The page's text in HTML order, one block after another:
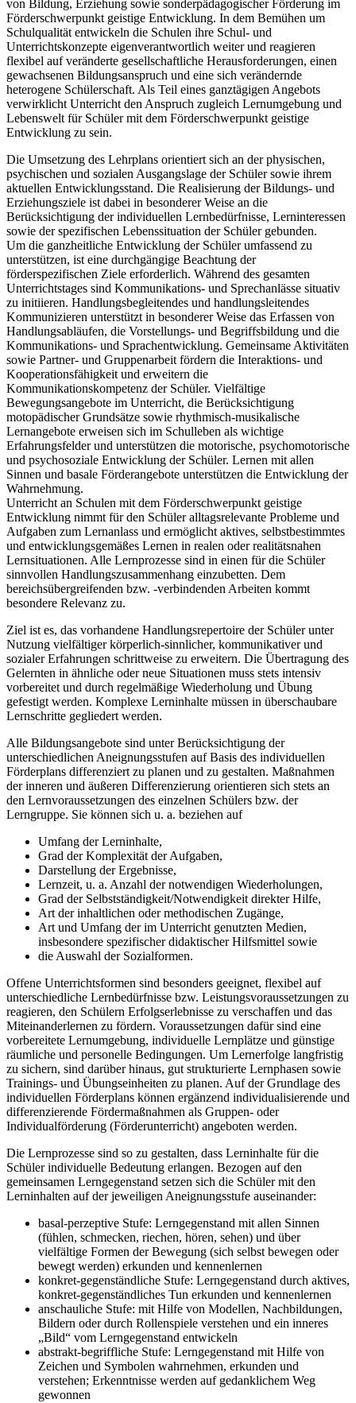
von Bildung, Erziehung sowie sonderpädagogischer Förderung im
Förderschwerpunkt geistige Entwicklung. In dem Bemühen um
Schulqualität entwickeln die Schulen ihre Schul- und
Unterrichtskonzepte eigenverantwortlich weiter und reagieren
flexibel auf veränderte gesellschaftliche Herausforderungen, einen
gewachsenen Bildungsanspruch und eine sich verändernde
heterogene Schülerschaft. Als Teil eines ganztägigen Angebots
verwirklicht Unterricht den Anspruch zugleich Lernumgebung und
Lebenswelt für Schüler mit dem Förderschwerpunkt geistige
Entwicklung zu sein.
Die Umsetzung des Lehrplans orientiert sich an der physischen,
psychischen und sozialen Ausgangslage der Schüler sowie ihrem
aktuellen Entwicklungsstand. Die Realisierung der Bildungs- und
Erziehungsziele ist dabei in besonderer Weise an die
Berücksichtigung der individuellen Lernbedürfnisse, Lerninteressen
sowie der spezifischen Lebenssituation der Schüler gebunden.
Um die ganzheitliche Entwicklung der Schüler umfassend zu
unterstützen, ist eine durchgängige Beachtung der
förderspezifischen Ziele erforderlich. Während des gesamten
Unterrichtstages sind Kommunikations- und Sprechanlässe situativ
zu initiieren. Handlungsbegleitendes und handlungsleitendes
Kommunizieren unterstützt in besonderer Weise das Erfassen von
Handlungsabläufen, die Vorstellungs- und Begriffsbildung und die
Kommunikations- und Sprachentwicklung. Gemeinsame Aktivitäten
sowie Partner- und Gruppenarbeit fördern die Interaktions- und
Kooperationsfähigkeit und erweitern die
Kommunikationskompetenz der Schüler. Vielfältige
Bewegungsangebote im Unterricht, die Berücksichtigung
motopädischer Grundsätze sowie rhythmisch-musikalische
Lernangebote erweisen sich im Schulleben als wichtige
Erfahrungsfelder und unterstützen die motorische, psychomotorische
und psychosoziale Entwicklung der Schüler. Lernen mit allen
Sinnen und basale Förderangebote unterstützen die Entwicklung der
Wahrnehmung.
Unterricht an Schulen mit dem Förderschwerpunkt geistige
Entwicklung nimmt für den Schüler alltagsrelevante Probleme und
Aufgaben zum Lernanlass und ermöglicht aktives, selbstbestimmtes
und entwicklungsgemäßes Lernen in realen oder realitätsnahen
Lernsituationen. Alle Lernprozesse sind in einen für die Schüler
sinnvollen Handlungszusammenhang einzubetten. Dem
bereichsübergreifenden bzw. -verbindenden Arbeiten kommt
besondere Relevanz zu.
Ziel ist es, das vorhandene Handlungsrepertoire der Schüler unter
Nutzung vielfältiger körperlich-sinnlicher, kommunikativer und
sozialer Erfahrungen schrittweise zu erweitern. Die Übertragung des
Gelernten in ähnliche oder neue Situationen muss stets intensiv
vorbereitet und durch regelmäßige Wiederholung und Übung
gefestigt werden. Komplexe Lerninhalte müssen in überschaubare
Lernschritte gegliedert werden.
Alle Bildungsangebote sind unter Berücksichtigung der
unterschiedlichen Aneignungsstufen auf Basis des individuellen
Förderplans differenziert zu planen und zu gestalten. Maßnahmen
der inneren und äußeren Differenzierung orientieren sich stets an
den Lernvoraussetzungen des einzelnen Schülers bzw. der
Lerngruppe. Sie können sich u. a. beziehen auf
Umfang der Lerninhalte,
Grad der Komplexität der Aufgaben,
Darstellung der Ergebnisse,
Lernzeit, u. a. Anzahl der notwendigen Wiederholungen,
Grad der Selbstständigkeit/Notwendigkeit direkter Hilfe,
Art der inhaltlichen oder methodischen Zugänge,
Art und Umfang der im Unterricht genutzten Medien,
insbesondere spezifischer didaktischer Hilfsmittel sowie
die Auswahl der Sozialformen.
Offene Unterrichtsformen sind besonders geeignet, flexibel auf
unterschiedliche Lernbedürfnisse bzw. Leistungsvoraussetzungen zu
reagieren, den Schülern Erfolgserlebnisse zu verschaffen und das
Miteinanderlernen zu fördern. Voraussetzungen dafür sind eine
vorbereitete Lernumgebung, individuelle Lernplätze und günstige
räumliche und personelle Bedingungen. Um Lernerfolge langfristig
zu sichern, sind darüber hinaus, gut strukturierte Lernphasen sowie
Trainings- und Übungseinheiten zu planen. Auf der Grundlage des
individuellen Förderplans können ergänzend individualisierende und
differenzierende Fördermaßnahmen als Gruppen- oder
Individualförderung (Förderunterricht) angeboten werden.
Die Lernprozesse sind so zu gestalten, dass Lerninhalte für die
Schüler individuelle Bedeutung erlangen. Bezogen auf den
gemeinsamen Lerngegenstand setzen sich die Schüler mit den
Lerninhalten auf der jeweiligen Aneignungsstufe auseinander:
basal-perzeptive Stufe: Lerngegenstand mit allen Sinnen
(fühlen, schmecken, riechen, hören, sehen) und über
vielfältige Formen der Bewegung (sich selbst bewegen oder
bewegt werden) erkunden und kennenlernen
konkret-gegenständliche Stufe: Lerngegenstand durch aktives,
konkret-gegenständliches Tun erkunden und kennenlernen
anschauliche Stufe: mit Hilfe von Modellen, Nachbildungen,
Bildern oder durch Rollenspiele verstehen und ein inneres
„Bild“ vom Lerngegenstand entwickeln
abstrakt-begriffliche Stufe: Lerngegenstand mit Hilfe von
Zeichen und Symbolen wahrnehmen, erkunden und
verstehen; Erkenntnisse werden auf gedanklichem Weg
gewonnen